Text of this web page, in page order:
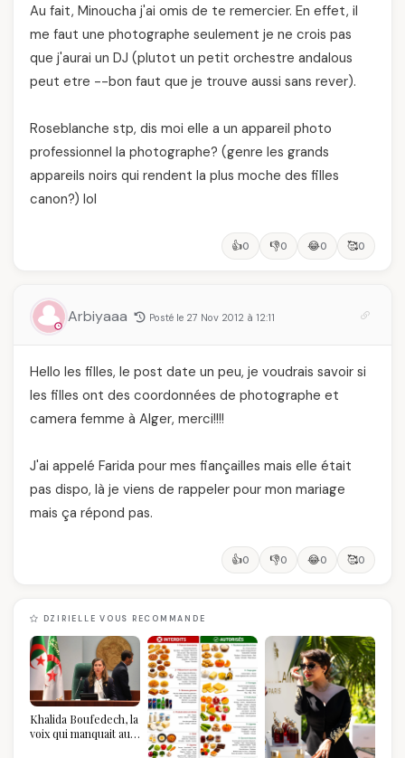
Au fait, Minoucha j'ai omis de te remercier. En effet, il
me faut une photographe seulement je ne crois pas
que j'aurai un DJ (plutot un petit orchestre andalous
peut etre --bon faut que je trouve aussi sans rever).
Roseblanche stp, dis moi elle a un appareil photo
professionnel la photographe? (genre les grands
appareils noirs qui rendent la plus moche des filles
canon?) lol
👍0 👎0 😂0 🥰0
Arbiyaaa Posté le 27 Nov 2012 à 12:11
Hello les filles, le post date un peu, je voudrais savoir si
les filles ont des coordonnées de photographe et
camera femme à Alger, merci!!!!
J'ai appelé Farida pour mes fiançailles mais elle était
pas dispo, là je viens de rappeler pour mon mariage
mais ça répond pas.
👍0 👎0 😂0 🥰0
DZIRIELLE VOUS RECOMMANDE
Khalida Boufedech, la
voix qui manquait au